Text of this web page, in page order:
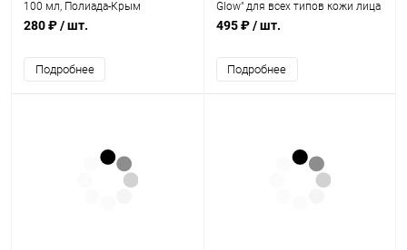
100 мл, Полиада-Крым
280 ₽/ шт.
Подробнее
Glow" для всех типов кожи лица
110 мл, Jurassic Spa
495 ₽/ шт.
Подробнее